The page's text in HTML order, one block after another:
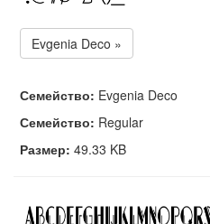
Evgenia Deco »
Семейство: Evgenia Deco
Семейство: Regular
Размер: 49.33 KB